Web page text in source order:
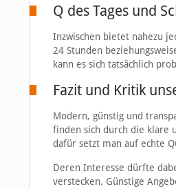
Q des Tages und
Inzwischen bietet nahezu
24 Stunden
kann es sich tatsächlich
Fazit und Kritik
Modern, günstig und
finden sich durch die klare
dafür setzt man auf echte
Deren Interesse dürfte
verstecken. Günstige